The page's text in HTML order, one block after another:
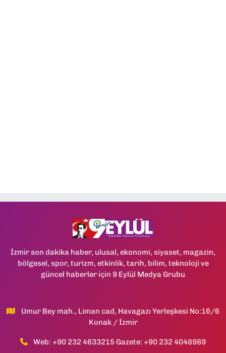
İzmir son dakika haber, ulusal, ekonomi, siyaset, magazin,
bölgesel, spor, turizm, etkinlik, tarih, bilim, teknoloji ve
güncel haberler için 9 Eylül Medya Grubu
Umur Bey mah., Liman cad, Havagazı Yerleşkesi No:16/6
Konak / İzmir
Web: +90 232 4633215 Gazete: +90 232 4048989